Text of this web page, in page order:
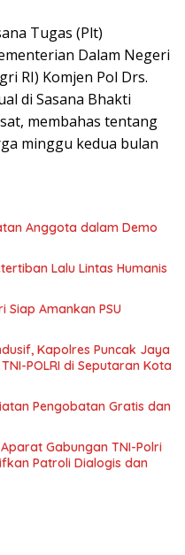
Tugas (Plt)
Dalam Negeri
RI) Komjen Pol Drs.
di Sasana Bhakti
membahas tentang
minggu kedua bulan
Anggota dalam Demo
Lalu Lintas Humanis
Siap Amankan PSU
Kapolres Puncak Jaya
POLRI di Seputaran Kota
Pengobatan Gratis dan
Gabungan TNI-Polri
Patroli Dialogis dan